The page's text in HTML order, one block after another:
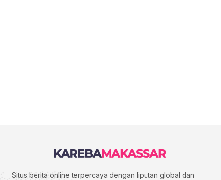
Situs berita online terpercaya dengan liputan global dan